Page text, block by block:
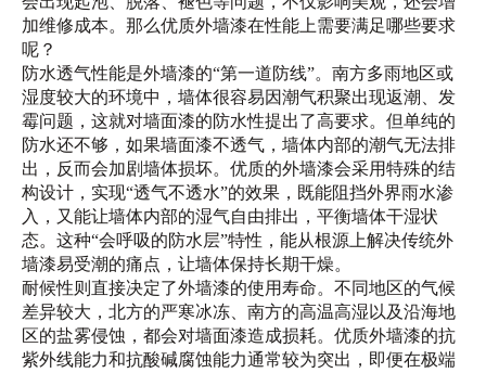
加维修成本。那么优质外墙漆在性能上需要满足哪些要求
呢？
防水透气性能是外墙漆的“第一道防线”。南方多雨地区或
湿度较大的环境中，墙体很容易因潮气积聚出现返潮、发
霉问题，这就对墙面漆的防水性提出了高要求。但单纯的
防水还不够，如果墙面漆不透气，墙体内部的潮气无法排
出，反而会加剧墙体损坏。优质的外墙漆会采用特殊的结
构设计，实现“透气不透水”的效果，既能阻挡外界雨水渗
入，又能让墙体内部的湿气自由排出，平衡墙体干湿状
态。这种“会呼吸的防水层”特性，能从根源上解决传统外
墙漆易受潮的痛点，让墙体保持长期干燥。
耐候性则直接决定了外墙漆的使用寿命。不同地区的气候
差异较大，北方的严寒冰冻、南方的高温高湿以及沿海地
区的盐雾侵蚀，都会对墙面漆造成损耗。优质外墙漆的抗
紫外线能力和抗酸碱腐蚀能力通常较为突出，即便在极端